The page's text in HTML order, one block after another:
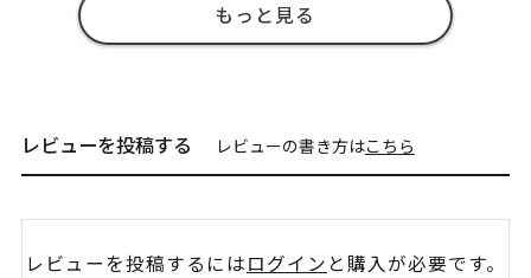
もっと見る
レビューを投稿する レビューの書き方はこちら
レビューを投稿するにはログイン と購入が必要です。